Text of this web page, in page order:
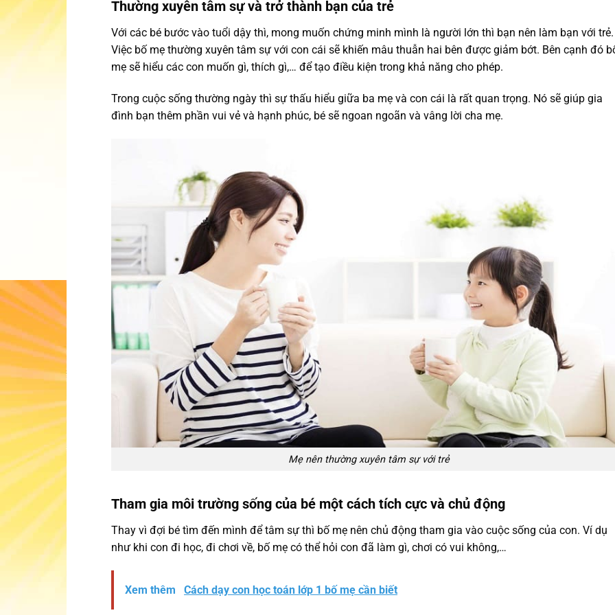
Thường xuyên tâm sự và trở thành bạn của trẻ
Với các bé bước vào tuổi dậy thì, mong muốn chứng minh mình là người lớn thì bạn nên làm bạn với trẻ.
Việc bố mẹ thường xuyên tâm sự với con cái sẽ khiến mâu thuẫn hai bên được giảm bớt. Bên cạnh đó
mẹ sẽ hiểu các con muốn gì, thích gì,… để tạo điều kiện trong khả năng cho phép.
Trong cuộc sống thường ngày thì sự thấu hiểu giữa ba mẹ và con cái là rất quan trọng. Nó sẽ giúp gia
đình bạn thêm phần vui vẻ và hạnh phúc, bé sẽ ngoan ngoãn và vâng lời cha mẹ.
Mẹ nên thường xuyên tâm sự với trẻ
Tham gia môi trường sống của bé một cách tích cực và chủ động
Thay vì đợi bé tìm đến mình để tâm sự thì bố mẹ nên chủ động tham gia vào cuộc sống của con. Ví dụ
như khi con đi học, đi chơi về, bố mẹ có thể hỏi con đã làm gì, chơi có vui không,…
Xem thêm Cách dạy con học toán lớp 1 bố mẹ cần biết